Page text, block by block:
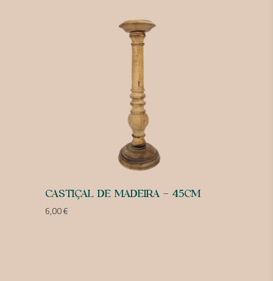
CASTIÇAL DE MADEIRA – 45CM
6,00€